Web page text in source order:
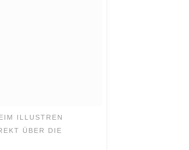
ILLUSTREN
ÜBER DIE